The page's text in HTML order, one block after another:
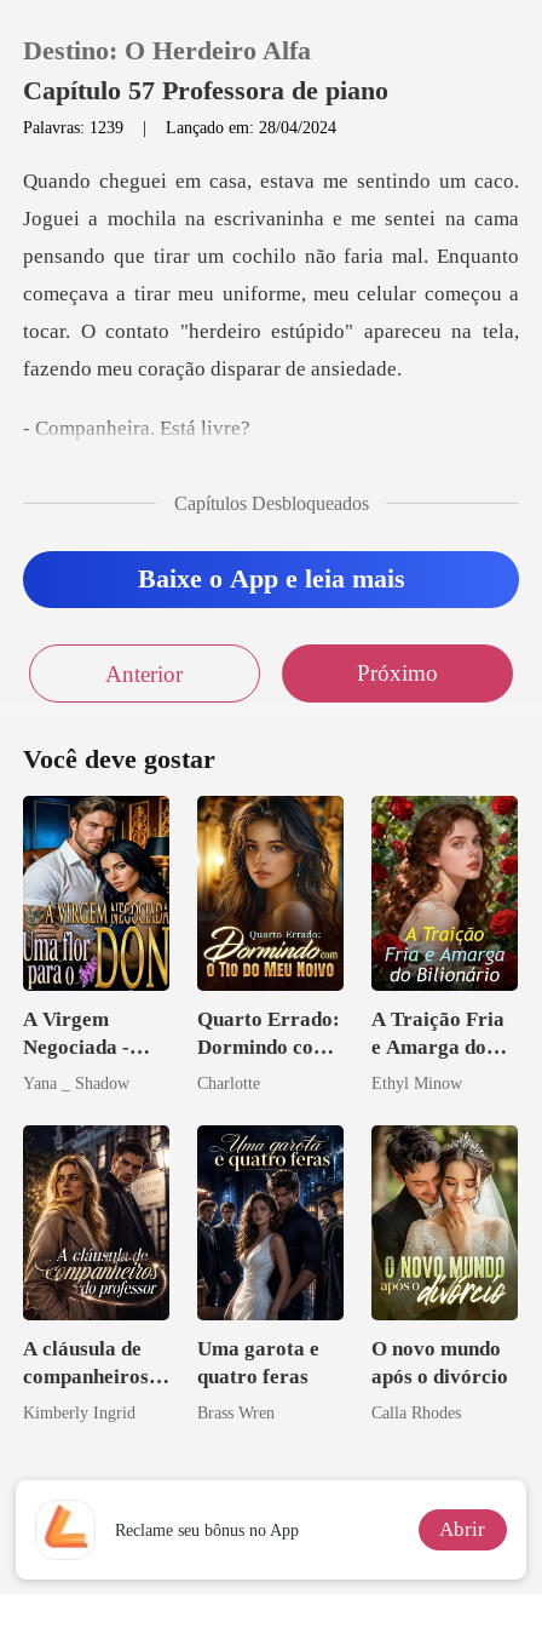
0
Loja
Destino: O Herdeiro Alfa
Capítulo 57 Professora de piano
Palavras: 1239 |Lançado em: 28/04/2024
a
pensando que tirar um cochilo não faria mal. Enquanto
começava a tirar meu uniforme, meu celular come
eira. Est
Capítulos Desbloqueados
Baixe o App e leia mais
Anterior Próximo
Você deve gostar
A Virgem
Negociada -
Uma flor para o
Yana _ Shadow
Quarto Errado:
Dormindo com
o Tio do Meu
Charlotte
A Traição Fria
e Amarga do
Bilionário
Ethyl Minow
A cláusula de
companheiros
do professor
Kimberly Ingrid
Uma garota e
quatro feras
Brass Wren
O novo mundo
após o divórcio
Calla Rhodes
Reclame seu bônus no App Abrir